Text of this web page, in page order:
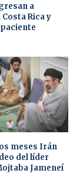
a
Rica y
meses Irán
del líder
Jameneí